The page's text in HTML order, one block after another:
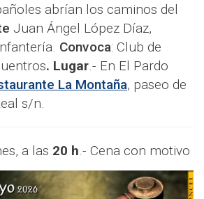
abrían los caminos del
Juan Ángel López Díaz,
Convoca: Club de
. Lugar.- En El Pardo
La Montaña, paseo de
s/n.
a las 20 h.- Cena con motivo